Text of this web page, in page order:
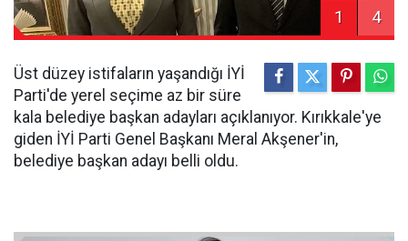
1 4
Üst düzey istifaların yaşandığı İYİ
Parti'de yerel seçime az bir süre
kala belediye başkan adayları açıklanıyor. Kırıkkale'ye
giden İYİ Parti Genel Başkanı Meral Akşener'in,
belediye başkan adayı belli oldu.